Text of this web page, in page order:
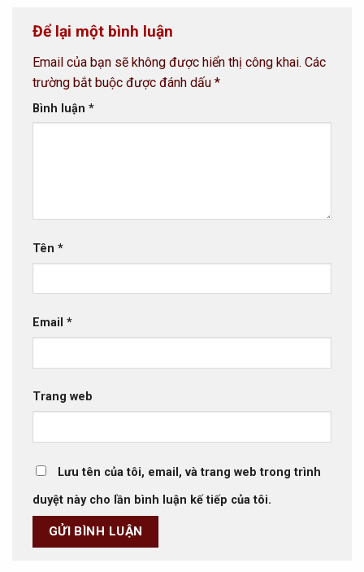
Để lại một bình luận
Email của bạn sẽ không được hiển thị công khai. Các
trường bắt buộc được đánh dấu *
Bình luận *
Tên *
Email *
Trang web
Lưu tên của tôi, email, và trang web trong trình
duyệt này cho lần bình luận kế tiếp của tôi.